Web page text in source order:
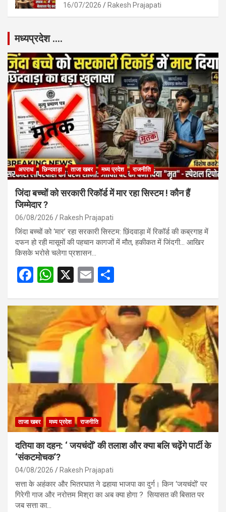
16/07/2026 Rakesh Prajapati
मध्यप्रदेश ….
अपराध छिन्दवाड़ा ताजा खबर मध्य प्रदेश राजनीति
जिंदा बच्चों को सरकारी रिकॉर्ड में मार रहा सिस्टम ! कौन हैं
जिम्मेदार ?
06/08/2026 Rakesh Prajapati
जिंदा बच्चों को ‘मार’ रहा सरकारी सिस्टम: छिंदवाड़ा में रिकॉर्ड की कब्रगाह में
दफन हो रही मासूमों की पहचान कागजों में मौत, हकीकत में जिंदगी… आखिर
किसके भरोसे चलेगा प्रशासन…
F
ce
b
o
o
k
W
at
s
A
p
p
X
E
ail ar
e
ताजा खबर मध्य प्रदेश राजनीति
दतिया का दहन: ‘ जयचंदों’ की तलाश और क्या बलि चढ़ेंगे पार्टी के
‘संकटमोचक’?
04/08/2026 Rakesh Prajapati
सत्ता के अहंकार और भितरघात ने ढहाया भाजपा का दुर्ग। किन ‘जयचंदों’ पर
गिरेगी गाज और नरोत्तम मिश्रा का अब क्या होगा ? सियासत की बिसात पर
जब सत्ता का…